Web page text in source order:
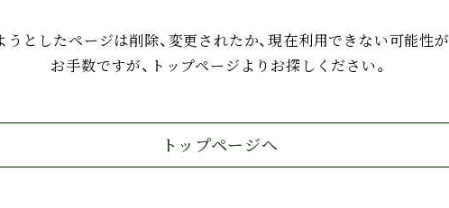
うとしたページは削除、変更されたか、現在利用できない可能性が
お手数ですが、トップページよりお探しください。
トップページへ